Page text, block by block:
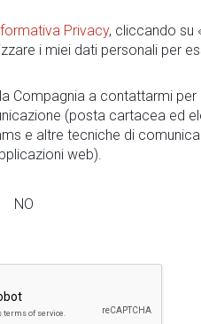
Privacy, cliccando su
i miei dati personali per
Compagnia a contattarmi
(posta cartacea ed
e altre tecniche di
web).
NO